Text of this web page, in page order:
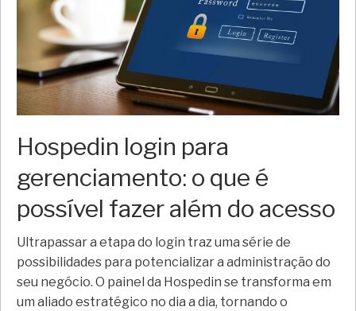
Hospedin login para
gerenciamento: o que é
possível fazer além do acesso
Ultrapassar a etapa do login traz uma série de
possibilidades para potencializar a administração do
seu negócio. O painel da Hospedin se transforma em
um aliado estratégico no dia a dia, tornando o